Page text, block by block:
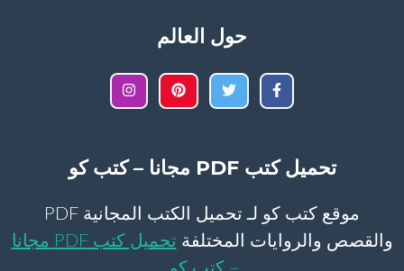
حول العالم
تحميل كتب PDF مجانا – كتب كو
موقع كتب كو لـ تحميل الكتب المجانية PDF
والقصص والروايات المختلفة
تحميل كتب PDF مجانا